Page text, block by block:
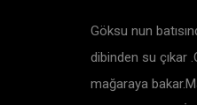
Göksu nun
dibinden su çıkar
mağaraya